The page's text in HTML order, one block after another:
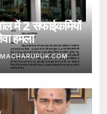
में 2 सफाईकर्मियों
हमला